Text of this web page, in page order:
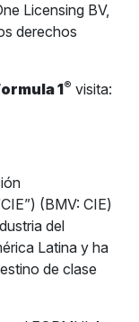
Licensing BV,
derechos
1® visita:
(BMV: CIE)
del
Latina y ha
de clase